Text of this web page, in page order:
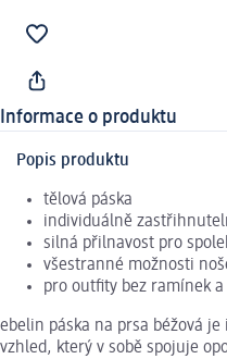
Informace o produktu
Popis produktu
tělová páska
individuálně
silná přilnavost pro
všestranné možnosti
pro outfity bez ramínek
ebelin páska na prsa béžová
vzhled, který v sobě spojuje